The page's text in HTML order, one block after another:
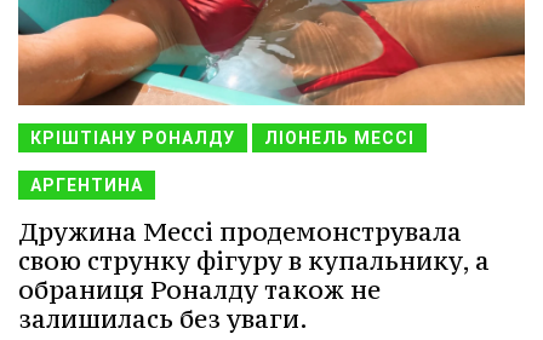
КРІШТІАНУ РОНАЛДУ ЛІОНЕЛЬ МЕССІ
АРГЕНТИНА
Дружина Мессі продемонструвала
свою струнку фігуру в купальнику, а
обраниця Роналду також не
залишилась без уваги.